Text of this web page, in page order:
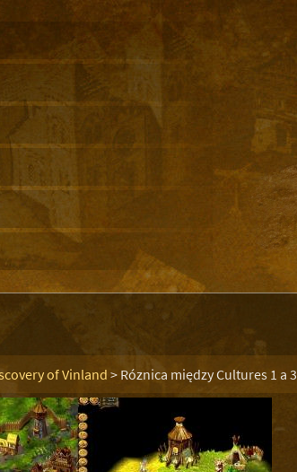
of Vinland > Róznica między Cultures 1 a 3